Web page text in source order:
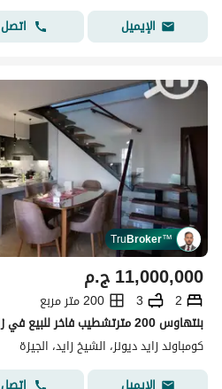
الإيميل
اتصل
TruBroker™
ج.م11,000,000
2
3
200 متر مربع
بنتهاوس 200 مترتشطيب فاخر للبيع في زايد ديونز
كومباوند زايد ديونز، الشيخ زايد، الجيزة